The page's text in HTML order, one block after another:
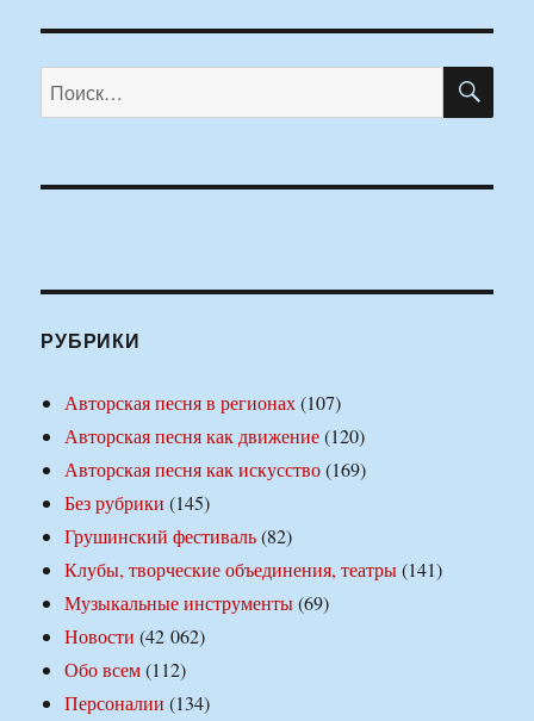
Искать:
РУБРИКИ
Авторская песня в регионах(107)
Авторская песня как движение(120)
Авторская песня как искусство(169)
Без рубрики (145)
Грушинский фестиваль(82)
Клубы, творческие объединения, театры(141)
Музыкальные инструменты(69)
Новости (42 062)
Обо всем(112)
Персоналии (134)